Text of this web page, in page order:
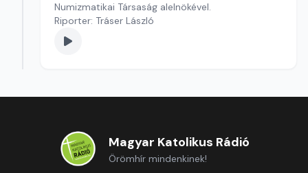
Numizmatikai Társaság alelnökével.
Riporter: Tráser László
Magyar Katolikus Rádió
Örömhír mindenkinek!